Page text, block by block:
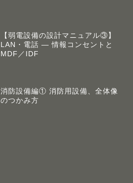
【弱電設備の設計マニュアル③】
LAN・電話 ― 情報コンセントと
MDF／IDF
消防設備編① 消防用設備、全体像
のつかみ方